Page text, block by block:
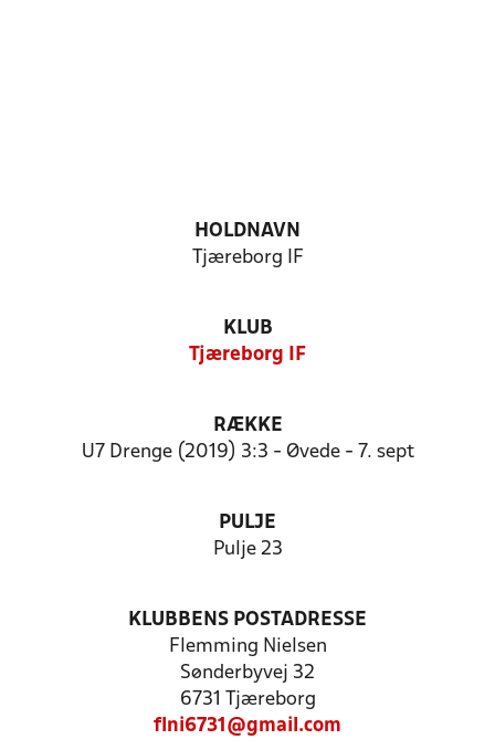
HOLDNAVN
Tjæreborg IF
KLUB
Tjæreborg IF
RÆKKE
U7 Drenge (2019) 3:3 - Øvede - 7. sept
PULJE
Pulje 23
KLUBBENS POSTADRESSE
Flemming Nielsen
Sønderbyvej 32
6731 Tjæreborg
flni6731@gmail.com